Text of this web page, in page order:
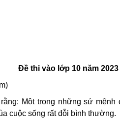
Đề thi vào lớp 10 năm
Một trong những sứ
cuộc sống rất đỗi bình thường.